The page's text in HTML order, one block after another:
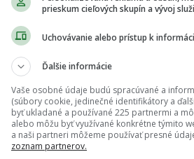
12 mesiacov po aplikácii
19 s jednodávkovou
12 mesiacov po aplikácii
prvá dávka očkovania proti
prekonania ochorenia COVID-
prieskum cieľových skupín a vývoj
Uchovávanie alebo prístup k
Ďalšie informácie
Vaše osobné údaje budú spracúvané a
(súbory cookie, jedinečné identifikátory a
byť ukladané a používané 225 partnermi a
alebo môžu byť využívané konkrétne týmito
a naši partneri môžeme používať presné
zoznam partnerov.